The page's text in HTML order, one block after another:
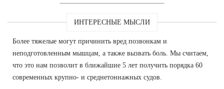
ИНТЕРЕСНЫЕ МЫСЛИ
Более тяжелые могут причинить вред позвонкам и
неподготовленным мышцам, а также вызвать боль. Мы считаем,
что это нам позволит в ближайшие 5 лет получить порядка 60
современных крупно- и среднетоннажных судов.